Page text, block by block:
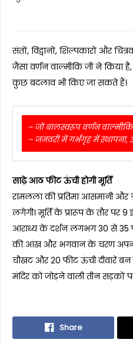
संतों, विद्वानों, शिल्पकारों और
जैसा वर्णन वाल्मीकि जी ने किया
कुछ बदलाव भी किए जा सकते हैं।
– जो बालस्वरूप वर्णन
– जनवरी में गर्भगृह में स्थापना,
साढ़े आठ फीट ऊंची होगी मूर्ति
रामलला की प्रतिमा आसमानी
लगेगी। मूर्ति के प्रारूप के तौर
आराध्य के दर्शन लगभग 30 से 35
की आंख और भगवान के चरण
चौखट और 20 फीट ऊंची दीवारें बन
मंदिर को जोड़ने वाली तीन सड़कों
Share